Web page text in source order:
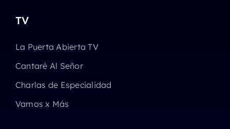
TV
La Puerta Abierta TV
Cantaré Al Señor
Charlas de Especialidad
Vamos x Más